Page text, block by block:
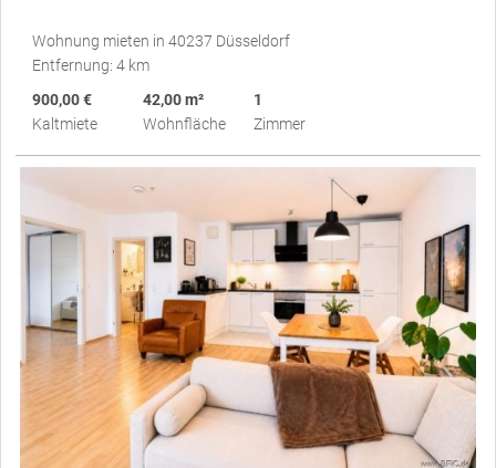
Wohnung mieten in 40237 Düsseldorf
Entfernung: 4 km
900,00 €
Kaltmiete
42,00 m²
Wohnfläche
1
Zimmer